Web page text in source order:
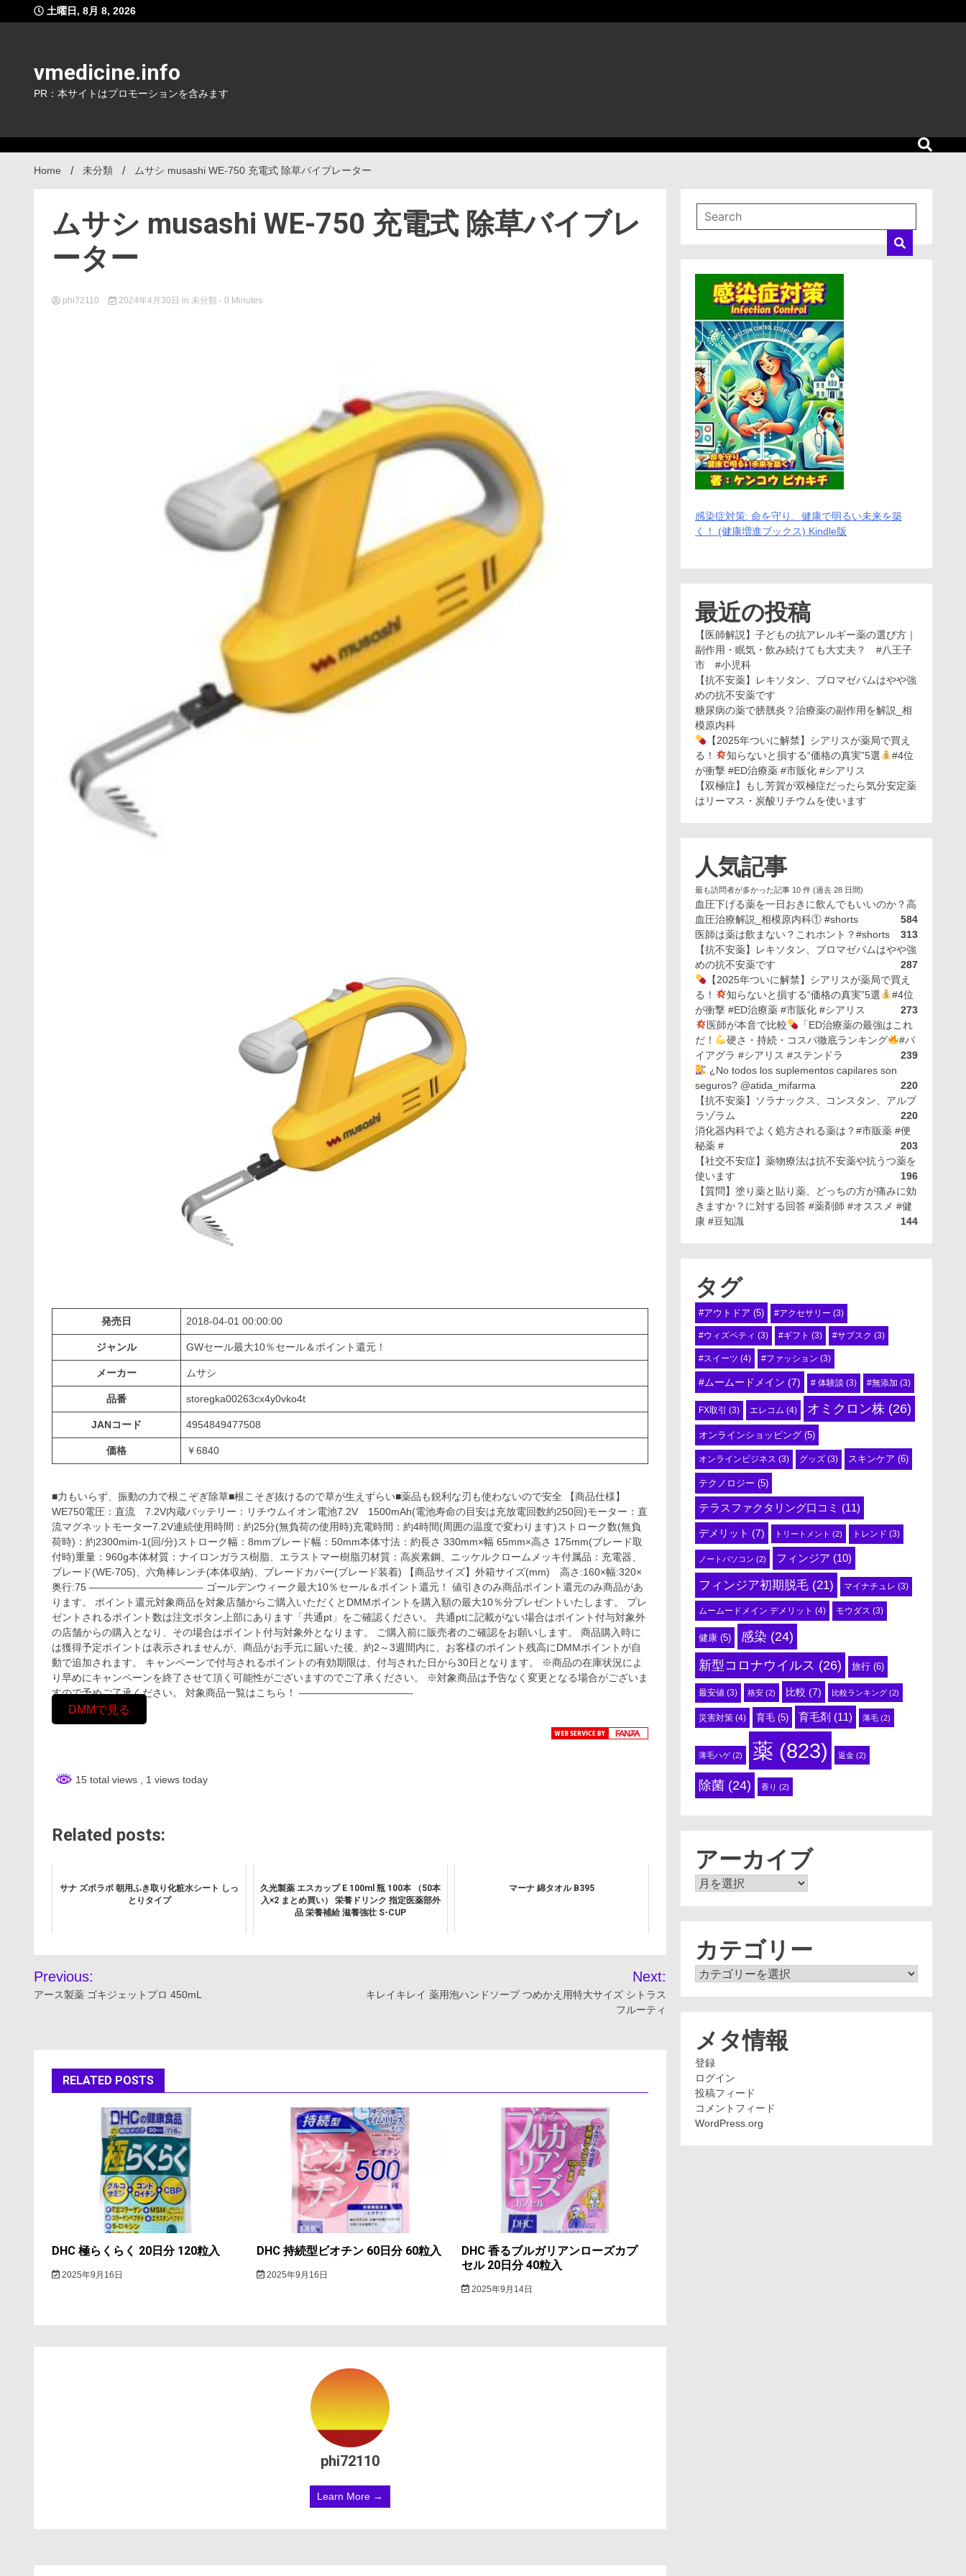
to
土曜日, 8月 8, 2026
vmedicine.info
PR：本サイトはプロモーションを含みます
Home 未分類 ムサシ musashi WE-750 充電式 除草バイブレーター
ムサシ musashi WE-750 充電式 除草バイブレ
ーター
phi72110 2024年4月30日 in 未分類 - 0 Minutes
発売日 2018-04-01 00:00:00
ジャンル GWセール最大10％セール＆ポイント還元！
メーカー ムサシ
品番 storegka00263cx4y0vko4t
JANコード 4954849477508
価格 ￥6840
■力もいらず、振動の力で根こぞぎ除草■根こそぎ抜けるので草が生えずらい■薬品も鋭利な刃も使わないので安全 【商品仕様】
WE750電圧：直流 7.2V内蔵バッテリー：リチウムイオン電池7.2V 1500mAh(電池寿命の目安は充放電回数約250回)モーター：直
流マグネットモーター7.2V連続使用時間：約25分(無負荷の使用時)充電時間：約4時間(周囲の温度で変わります)ストローク数(無負
荷時)：約2300mim-1(回/分)ストローク幅：8mmブレード幅：50mm本体寸法：約長さ 330mm×幅 65mm×高さ 175mm(ブレード取
付時)重量：960g本体材質：ナイロンガラス樹脂、エラストマー樹脂刃材質：高炭素鋼、ニッケルクロームメッキ付属品：充電器、
ブレード(WE-705)、六角棒レンチ(本体収納)、ブレードカバー(ブレード装着) 【商品サイズ】外箱サイズ(mm) 高さ:160×幅:320×
奥行:75 ———————————- ゴールデンウィーク最大10％セール＆ポイント還元！ 値引きのみ商品ポイント還元のみ商品があ
ります。 ポイント還元対象商品を対象店舗からご購入いただくとDMMポイントを購入額の最大10％分プレゼントいたします。 プレ
ゼントされるポイント数は注文ボタン上部にあります「共通pt」をご確認ください。 共通ptに記載がない場合はポイント付与対象外
の店舗からの購入となり、その場合はポイント付与対象外となります。 ご購入前に販売者のご確認をお願いします。 商品購入時に
は獲得予定ポイントは表示されませんが、商品がお手元に届いた後、約2～3週間内に、お客様のポイント残高にDMMポイントが自
動で追加されます。 キャンペーンで付与されるポイントの有効期限は、付与された日から30日となります。 ※商品の在庫状況によ
り早めにキャンペーンを終了させて頂く可能性がございますのでご了承ください。 ※対象商品は予告なく変更となる場合がございま
すので予めご了承ください。 対象商品一覧はこちら！ ———————————-
DMMで見る
15 total views , 1 views today
Related posts:
サナ ズボラボ 朝用ふき取り化粧水シート しっ
とりタイプ
久光製薬 エスカップ E 100ml 瓶 100本 （50本
入×2 まとめ買い） 栄養ドリンク 指定医薬部外
品 栄養補給 滋養強壮 S-CUP
マーナ 綿タオル B395
投
稿
ゲ
Previous:
アース製薬 ゴキジェットプロ 450mL
Next:
キレイキレイ 薬用泡ハンドソープ つめかえ用特大サイズ シトラス
フルーティ
RELATED POSTS
DHC 極らくらく 20日分 120粒入
2025年9月16日
DHC 持続型ビオチン 60日分 60粒入
2025年9月16日
DHC 香るブルガリアンローズカプ
セル 20日分 40粒入
2025年9月14日
phi72110
Learn More →
感染症対策: 命を守り、健康で明るい未来を築
く！ (健康増進ブックス) Kindle版
最近の投稿
【医師解説】子どもの抗アレルギー薬の選び方｜
副作用・眠気・飲み続けても大丈夫？ #八王子
市 #小児科
【抗不安薬】レキソタン、ブロマゼパムはやや強
めの抗不安薬です
糖尿病の薬で膀胱炎？治療薬の副作用を解説_相
模原内科
【2025年ついに解禁】シアリスが薬局で買え
る！
知らないと損する“価格の真実”5選
#4位
が衝撃 #ED治療薬 #市販化 #シアリス
【双極症】もし芳賀が双極症だったら気分安定薬
はリーマス・炭酸リチウムを使います
人気記事
最も訪問者が多かった記事 10 件 (過去 28 日間)
血圧下げる薬を一日おきに飲んでもいいのか？高
血圧治療解説_相模原内科① #shorts
584
医師は薬は飲まない？これホント？#shorts
313
【抗不安薬】レキソタン、ブロマゼパムはやや強
めの抗不安薬です
287
【2025年ついに解禁】シアリスが薬局で買え
る！
知らないと損する“価格の真実”5選
#4位
が衝撃 #ED治療薬 #市販化 #シアリス
273
医師が本音で比較
「ED治療薬の最強はこれ
だ！
硬さ・持続・コスパ徹底ランキング
#バ
イアグラ #シアリス #ステンドラ
239
¿No todos los suplementos capilares son
seguros? @atida_mifarma
220
【抗不安薬】ソラナックス、コンスタン、アルプ
ラゾラム
220
消化器内科でよく処方される薬は？#市販薬 #便
秘薬 #
203
【社交不安症】薬物療法は抗不安薬や抗うつ薬を
使います
196
【質問】塗り薬と貼り薬、どっちの方が痛みに効
きますか？に対する回答 #薬剤師 #オススメ #健
康 #豆知識
144
タグ
#アウトドア (5) #アクセサリー (3)
#ウィズペティ (3) #ギフト (3) #サブスク (3)
#スイーツ (4) #ファッション (3)
#ムームードメイン (7) # 体験談 (3) #無添加 (3)
FX取引 (3) エレコム (4) オミクロン株 (26)
オンラインショッピング (5)
オンラインビジネス (3) グッズ (3) スキンケア (6)
テクノロジー (5)
テラスファクタリング口コミ (11)
デメリット (7) トリートメント (2) トレンド (3)
ノートパソコン (2) フィンジア (10)
フィンジア初期脱毛 (21) マイナチュレ (3)
ムームードメイン デメリット (4) モウダス (3)
健康 (5) 感染 (24)
新型コロナウイルス (26) 旅行 (6)
最安値 (3) 格安 (2) 比較 (7) 比較ランキング (2)
災害対策 (4) 育毛 (5) 育毛剤 (11) 薄毛 (2)
薄毛ハゲ(2) 薬 (823) 返金 (2)
除菌 (24) 香り (2)
アーカイブ
ア
カテゴリー
カ
メタ情報
登録
ログイン
投稿フィード
コメントフィード
WordPress.org